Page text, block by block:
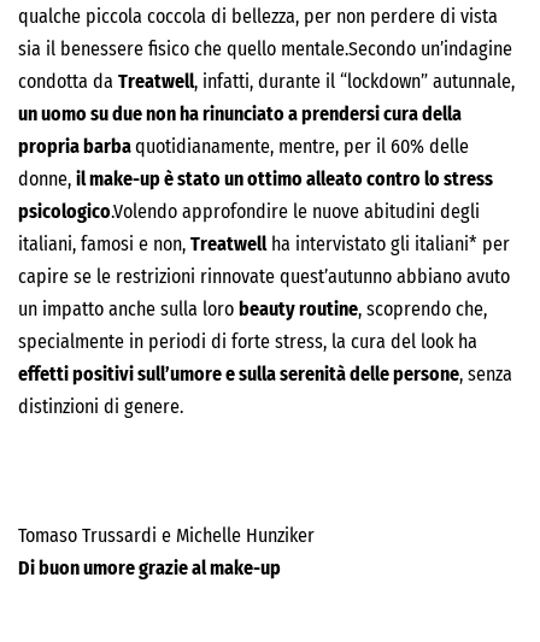
qualche piccola coccola di bellezza, per non perdere di vista
sia il benessere fisico che quello mentale.Secondo un’indagine
condotta da Treatwell, infatti, durante il “lockdown” autunnale,
un uomo su due non ha rinunciato a prendersi cura della
propria barbaquotidianamente, mentre, per il 60% delle
donne, il make-up è stato un ottimo alleato contro lo stress
psicologico.Volendo approfondire le nuove abitudini degli
italiani, famosi e non, Treatwellha intervistato gli italiani* per
capire se le restrizioni rinnovate quest’autunno abbiano avuto
un impatto anche sulla loro beauty routine, scoprendo che,
specialmente in periodi di forte stress, la cura del look ha
effetti positivi sull’umore e sulla serenità delle persone, senza
distinzioni di genere.
Tomaso Trussardi e Michelle Hunziker
Di buon umore grazie al make-up